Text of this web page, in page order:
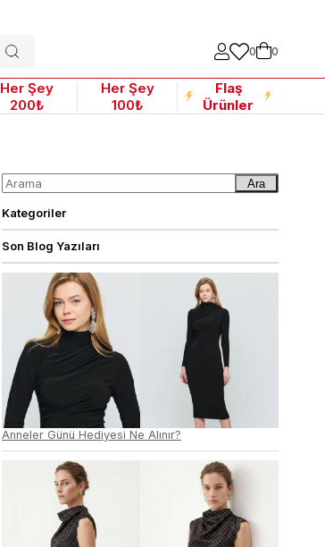
0 0
Her Şey
200₺
Her Şey
100₺
Flaş
Ürünler
Ara
Kategoriler
Son Blog Yazıları
Anneler Günü Hediyesi Ne Alınır?